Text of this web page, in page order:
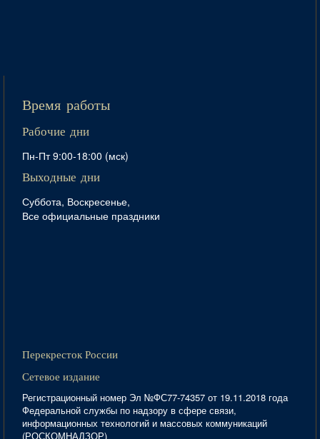
Время работы
Рабочие дни
Пн-Пт 9:00-18:00 (мск)
Выходные дни
Суббота, Воскресенье,
Все официальные праздники
Перекресток России
Сетевое издание
Регистрационный номер Эл №ФС77-74357 от 19.11.2018 года
Федеральной службы по надзору в сфере связи,
информационных технологий и массовых коммуникаций
(РОСКОМНАДЗОР)